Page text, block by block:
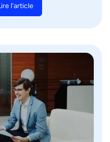
l'article